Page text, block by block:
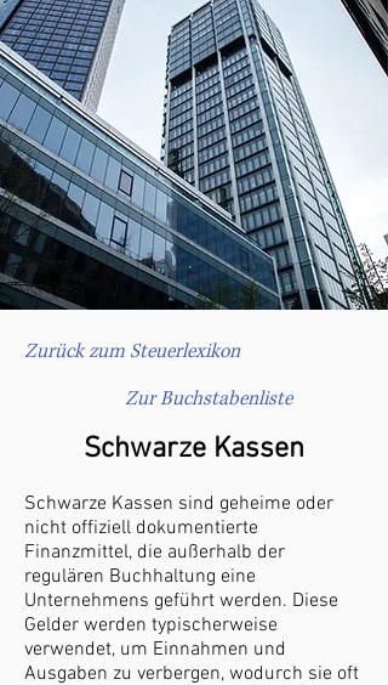
Zurück zum Steuerlexikon
Zur Buchstabenliste
Schwarze Kassen
Schwarze Kassen sind geheime oder
nicht offiziell dokumentierte
Finanzmittel, die außerhalb der
regulären Buchhaltung eine
Unternehmens geführt werden. Diese
Gelder werden typischerweise
verwendet, um Einnahmen und
Ausgaben zu verbergen, wodurch sie oft